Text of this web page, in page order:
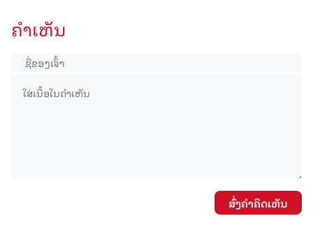
ຄໍາເຫັນ
ສົ່ງຄໍາຄິດເຫັນ